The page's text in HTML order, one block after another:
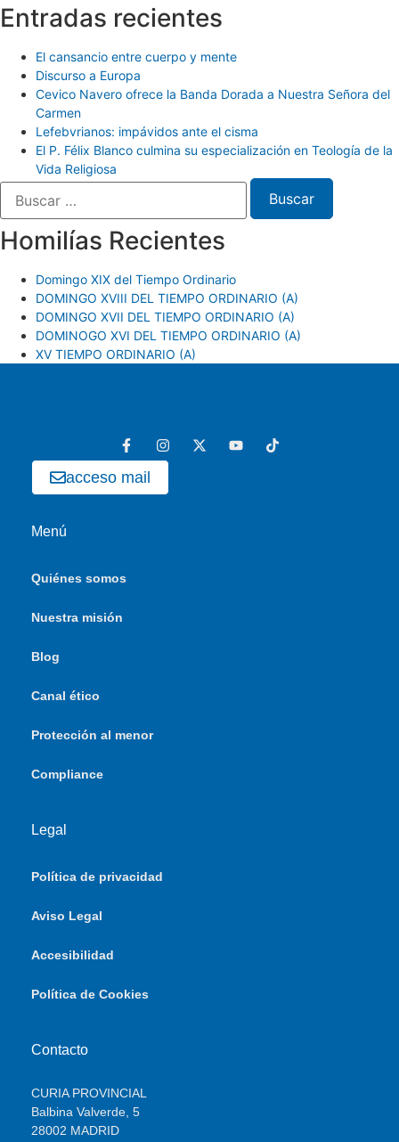
Entradas recientes
El cansancio entre cuerpo y mente
Discurso a Europa
Cevico Navero ofrece la Banda Dorada a Nuestra Señora del
Carmen
Lefebvrianos: impávidos ante el cisma
El P. Félix Blanco culmina su especialización en Teología de la
Vida Religiosa
Homilías Recientes
Domingo XIX del Tiempo Ordinario
DOMINGO XVIII DEL TIEMPO ORDINARIO (A)
DOMINGO XVII DEL TIEMPO ORDINARIO (A)
DOMINOGO XVI DEL TIEMPO ORDINARIO (A)
XV TIEMPO ORDINARIO (A)
acceso mail
Menú
Quiénes somos
Nuestra misión
Blog
Canal ético
Protección al menor
Compliance
Legal
Política de privacidad
Aviso Legal
Accesibilidad
Política de Cookies
Contacto
CURIA PROVINCIAL
Balbina Valverde, 5
28002 MADRID